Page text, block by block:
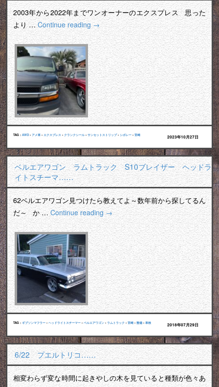
2003年から2022年までワンオーナーのエクスプレス 思った
より …Continue reading→
TAG : AWD • アメ車 • エクスプレス • クランクシール • サンセットストリップ• シボレー • 宮崎 2023年10月27日
ベルエアワゴン ラムトラック S10ブレイザー ヘッドラ
イトスチーマ……
62ベルエアワゴン見つけたら教えてよ～数年前から探してるん
だ～ か …Continue reading→
TAG : ギブソンマフラー • ヘッドライトスチーマー • ベルエアワゴン • ラムトラック • 宮崎 • 整備 • 車検 2018年07月29日
6/22 プエルトリコ……
相変わらず変な時間に起きやしの木を見ていると種類が色々あ